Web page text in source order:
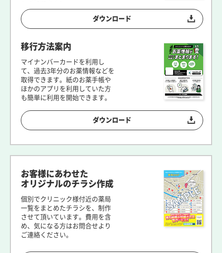
ダウンロード
移行方法案内
マイナンバーカードを利用し
て、過去3年分のお薬情報などを
取得できます。紙のお薬手帳や
ほかのアプリを利用していた方
も簡単に利用を開始できます。
ダウンロード
お客様にあわせた
オリジナルのチラシ作成
個別でクリニック様付近の薬局
一覧をまとめたチラシを、制作
させて頂いています。費用を含
め、気になる方はお問合せより
ご連絡ください。